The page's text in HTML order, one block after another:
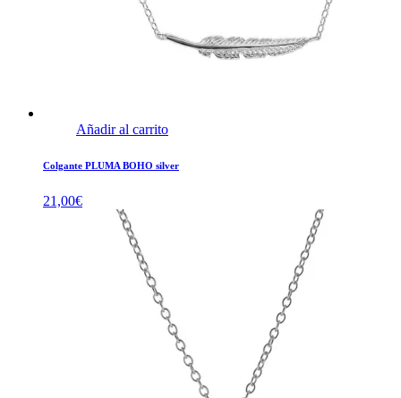
Añadir al carrito
Colgante PLUMA BOHO silver
21,00€